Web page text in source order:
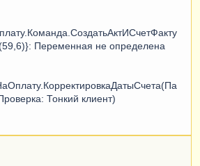
Переменная не определена
Тонкий клиент)